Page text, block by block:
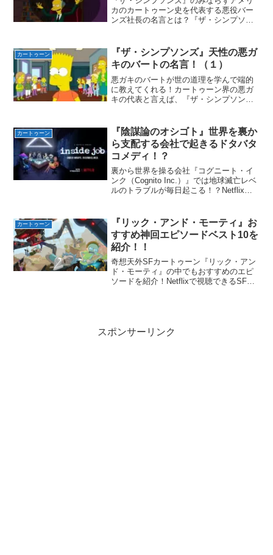
カのカートゥーン史を代表する悪役バー
ンズ社長の名言とは？『ザ・シンプソン
バーンズ社長！バーンズ社長は主役ホー
マーが勤めているスプリン...
カートゥーン
『ザ・シンプソンズ』天性の悪ガ
キのバートの名言！（１）
悪ガキのバートが世の道理を学んで端的
に教えてくれる！カートゥーン界の悪ガ
キの代表と言えば、『ザ・シンプソン
カイル、カートマン、ケニーなども捨て
がたいが、あいつらは悪ガキと...
カートゥーン
『陰謀論のオシゴト』世界を裏か
ら支配する会社で起きるドタバタ
コメディ！？
裏から世界を操る会社『コグニート・イ
ンク（Cognito Inc.）』では地球滅亡レベ
ルのトラブルが毎日起こる！？Netflixに
下旬にNetflixにて放送され...
カートゥーン
『リック・アンド・モーティ』お
すすめ神回エピソードベスト10を
紹介！！
奇想天外SFカートゥーン『リック・アン
ド・モーティ』の中でもおすすめのエピ
ソードを紹介！Netflixで視聴できるSFコ
スポンサーリンク